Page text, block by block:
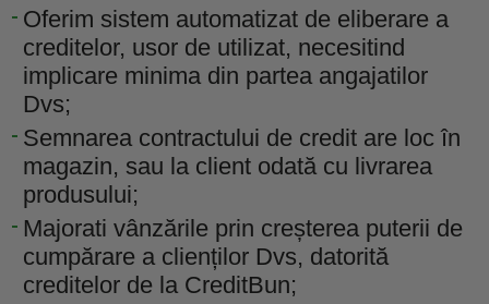
Oferim sistem automatizat de eliberare a
creditelor, usor de utilizat, necesitind
implicare minima din partea angajatilor
Dvs;
Semnarea contractului de credit are loc în
magazin, sau la client odată cu livrarea
produsului;
Majorati vânzările prin creșterea puterii de
cumpărare a clienților Dvs, datorită
creditelor de la CreditBun;